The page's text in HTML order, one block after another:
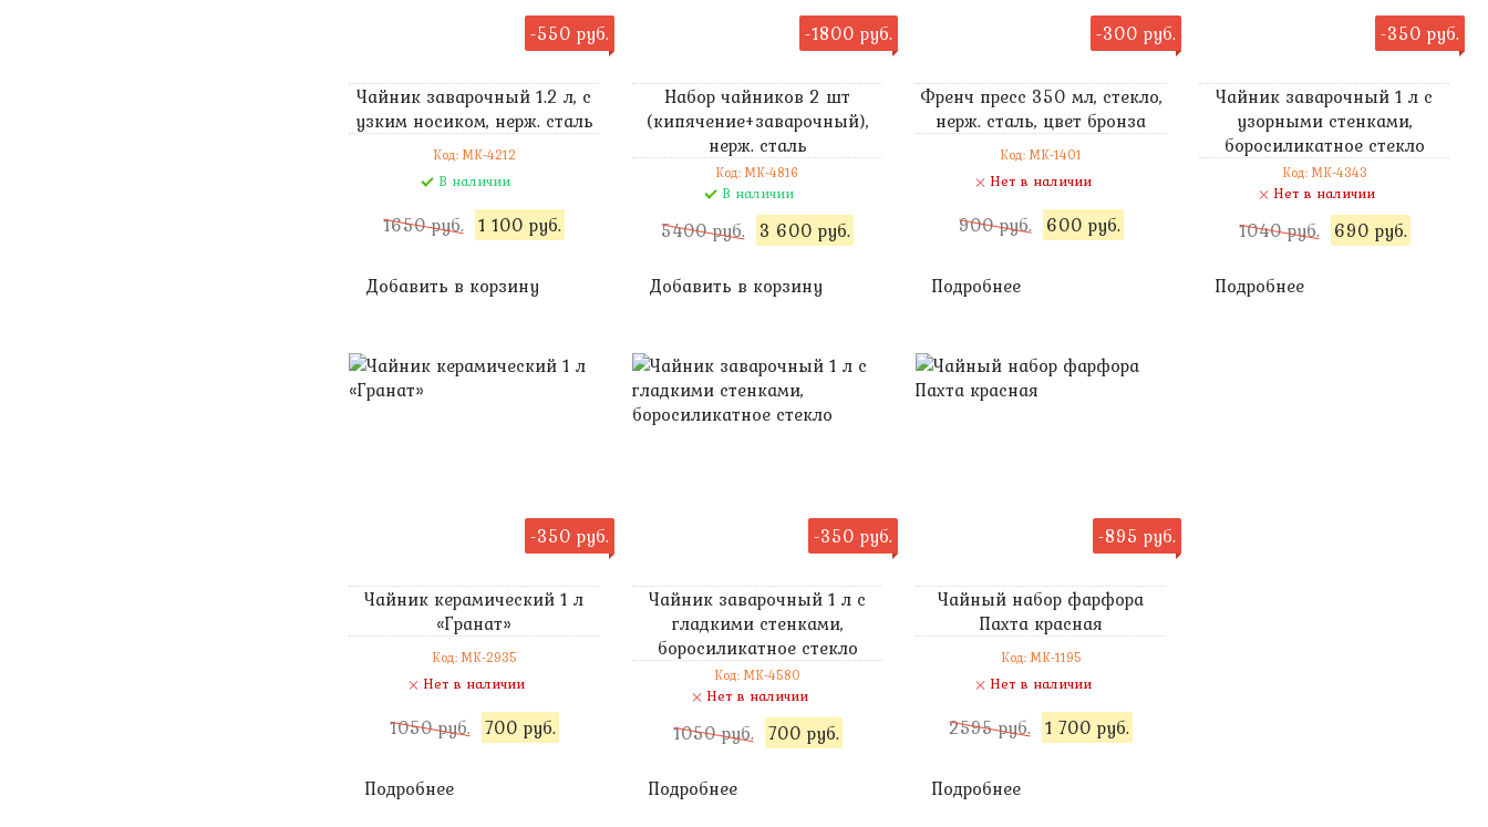
-550 руб.
Чайник заварочный 1.2 л, с
узким носиком, нерж. сталь
Код: MK-4212
В наличии
1650 руб. 1 100 руб.
Добавить в корзину
-1800 руб.
Набор чайников 2 шт
(кипячение+заварочный),
нерж. сталь
Код: MK-4816
В наличии
5400 руб. 3 600 руб.
Добавить в корзину
-300 руб.
Френч пресс 350 мл, стекло,
нерж. сталь, цвет бронза
Код: MK-1401
Нет в наличии
900 руб. 600 руб.
Подробнее
-350 руб.
Чайник заварочный 1 л с
узорными стенками,
боросиликатное стекло
Код: MK-4343
Нет в наличии
1040 руб. 690 руб.
Подробнее
-350 руб.
Чайник керамический 1 л
«Гранат»
Код: MK-2935
Нет в наличии
1050 руб. 700 руб.
Подробнее
-350 руб.
Чайник заварочный 1 л с
гладкими стенками,
боросиликатное стекло
Код: MK-4580
Нет в наличии
1050 руб. 700 руб.
Подробнее
-895 руб.
Чайный набор фарфора
Пахта красная
Код: MK-1195
Нет в наличии
2595 руб. 1 700 руб.
Подробнее